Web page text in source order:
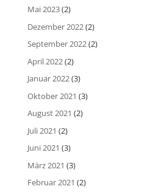
Mai 2023(2)
Dezember 2022(2)
September 2022(2)
April 2022(2)
Januar 2022(3)
Oktober 2021 (3)
August 2021 (2)
Juli 2021 (2)
Juni 2021 (3)
März 2021 (3)
Februar 2021 (2)